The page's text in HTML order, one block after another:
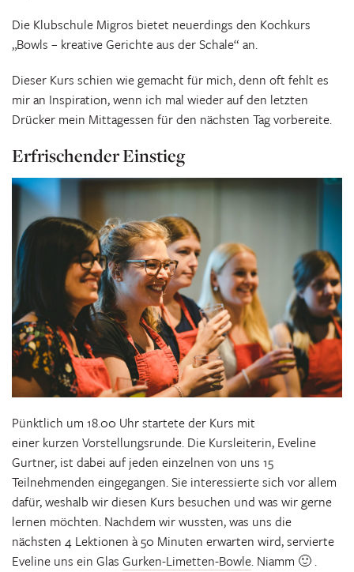
Die Klubschule Migros bietet neuerdings den Kochkurs
„Bowls – kreative Gerichte aus der Schale“ an.
Dieser Kurs schien wie gemacht für mich, denn oft fehlt es
mir an Inspiration, wenn ich mal wieder auf den letzten
Drücker mein Mittagessen für den nächsten Tag vorbereite.
Erfrischender Einstieg
Pünktlich um 18.00 Uhr startete der Kurs mit
einer kurzen Vorstellungsrunde. Die Kursleiterin, Eveline
Gurtner, ist dabei auf jeden einzelnen von uns 15
Teilnehmenden eingegangen. Sie interessierte sich vor allem
dafür, weshalb wir diesen Kurs besuchen und was wir gerne
lernen möchten. Nachdem wir wussten, was uns die
nächsten 4 Lektionen à 50 Minuten erwarten wird, servierte
Eveline uns ein Glas Gurken-Limetten-Bowle. Niamm 🙂 .